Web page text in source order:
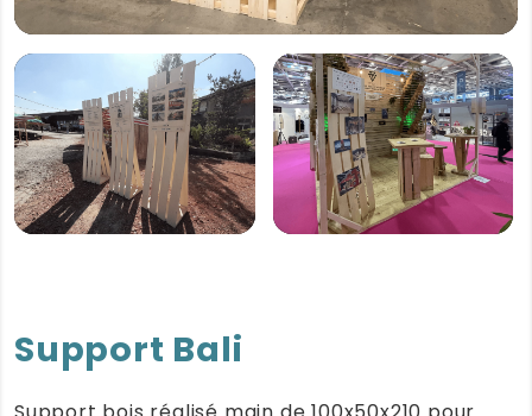
Support Bali